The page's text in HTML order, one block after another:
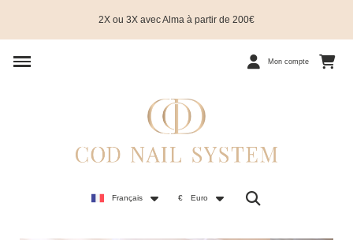
2X ou 3X avec Alma à partir de 200€
Mon compte
Français € Euro